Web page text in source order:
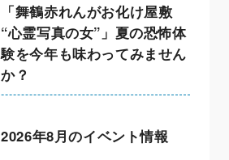
「舞鶴赤れんがお化け屋敷
“心霊写真の女”」夏の恐怖体
験を今年も味わってみません
か？
2026年8月のイベント情報